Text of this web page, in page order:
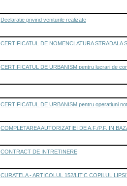
Declaratie privind veniturile realizate
CERTIFICATUL DE NOMENCLATURA STRADALA
CERTIFICATUL DE URBANISM pentru lucrari de
CERTIFICATUL DE URBANISM pentru operatiuni
COMPLETAREA AUTORIZATIEI DE A.F./P.F. IN
CONTRACT DE INTRETINERE
CURATELA - ARTICOLUL 152/LIT.C COPILUL